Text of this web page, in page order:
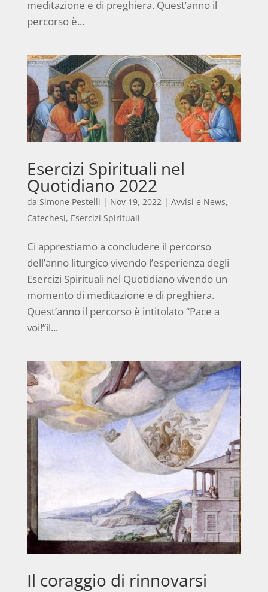
meditazione e di preghiera. Quest’anno il
percorso è...
Esercizi Spirituali nel
Quotidiano 2022
da Simone Pestelli | Nov 19, 2022| Avvisi e News,
Catechesi, Esercizi Spirituali
Ci apprestiamo a concludere il percorso
dell’anno liturgico vivendo l’esperienza degli
Esercizi Spirituali nel Quotidiano vivendo un
momento di meditazione e di preghiera.
Quest’anno il percorso è intitolato “Pace a
voi!”il...
Il coraggio di rinnovarsi